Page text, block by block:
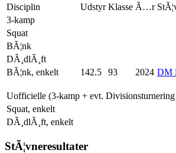
Disciplin Udstyr Klasse Ã…r
3-kamp
Squat
BÃ¦nk
DÃ¸dlÃ¸ft
BÃ¦nk, enkelt
142.5 93 2024 DM
Uofficielle (3-kamp + evt.
Squat, enkelt
DÃ¸dlÃ¸ft, enkelt
StÃ¦vneresultater